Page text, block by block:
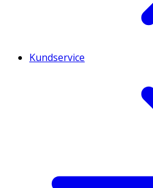
Kundservice